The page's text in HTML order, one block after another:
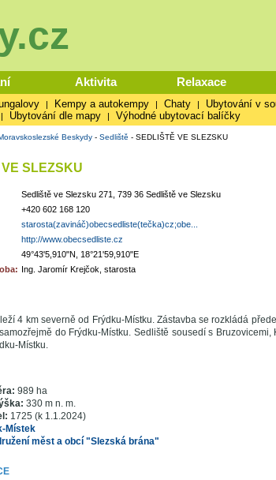
Aktivita Relaxace
| Kempy a autokempy | Chaty | Ubytování v
| Ubytování dle mapy | Výhodné ubytovací balíčky
Beskydy- Sedliště - SEDLIŠTĚ VE SLEZSKU
SLEZSKU
Sedliště ve Slezsku 271, 739 36 Sedliště ve Slezsku
+420 602 168 120
starosta(zavináč)obecsedliste(tečka)cz;obe...
http://www.obecsedliste.cz
49°43'5,910"N, 18°21'59,910"E
Ing. Jaromír Krejčok, starosta
4 km severně od Frýdku-Místku. Zástavba se rozkládá
do Frýdku-Místku. Sedliště sousedí s
Místku.
989 ha
330 m n. m.
1725 (k 1.1.2024)
Místek
měst a obcí "Slezská brána"